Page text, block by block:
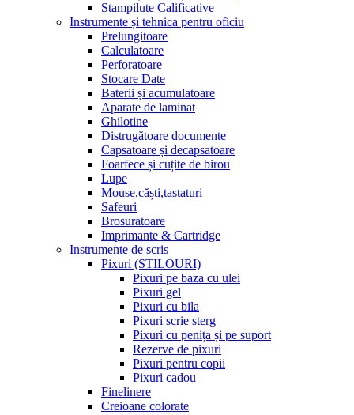
Stampilute Calificative
Instrumente și tehnica pentru oficiu
Prelungitoare
Calculatoare
Perforatoare
Stocare Date
Baterii și acumulatoare
Aparate de laminat
Ghilotine
Distrugătoare documente
Capsatoare și decapsatoare
Foarfece și cuțite de birou
Lupe
Mouse,căști,tastaturi
Safeuri
Brosuratoare
Imprimante & Cartridge
Instrumente de scris
Pixuri (STILOURI)
Pixuri pe baza cu ulei
Pixuri gel
Pixuri cu bila
Pixuri scrie sterg
Pixuri cu penița și pe suport
Rezerve de pixuri
Pixuri pentru copii
Pixuri cadou
Finelinere
Creioane colorate